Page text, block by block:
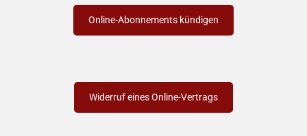
Online-Abonnements kündigen
Widerruf eines Online-Vertrags